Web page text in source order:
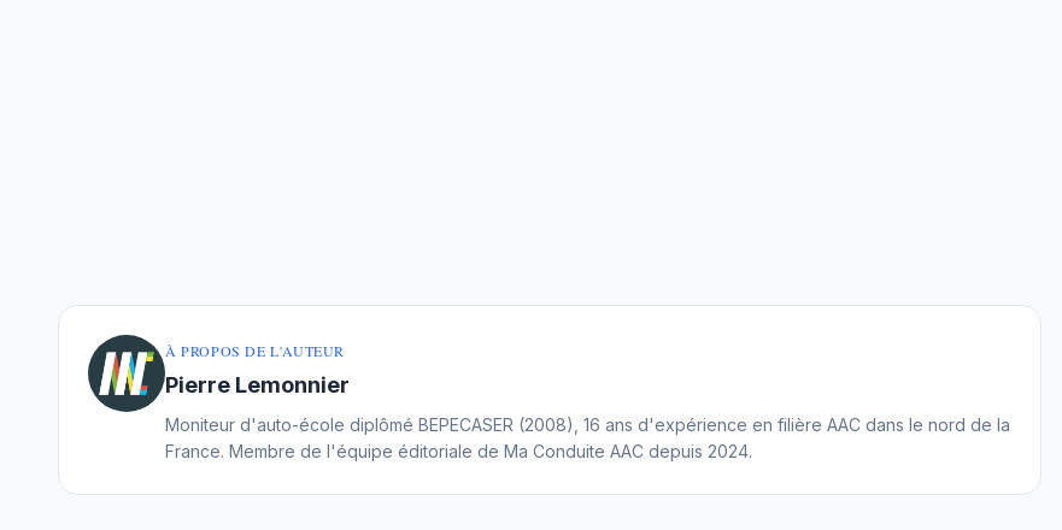
À PROPOS DE L'AUTEUR
Pierre Lemonnier
Moniteur d'auto-école diplômé BEPECASER (2008), 16 ans d'expérience en filière AAC dans le nord de la
France. Membre de l'équipe éditoriale de Ma Conduite AAC depuis 2024.